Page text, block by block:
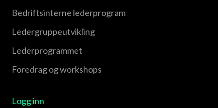
Bedriftsinterne lederprogram
Leder­gruppe­utvikling
Leder­programmet
Foredrag og workshops
Logg inn